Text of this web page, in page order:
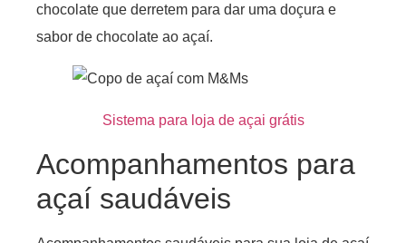
chocolate que derretem para dar uma doçura e
sabor de chocolate ao açaí.
Sistema para loja de açai grátis
Acompanhamentos para
açaí saudáveis